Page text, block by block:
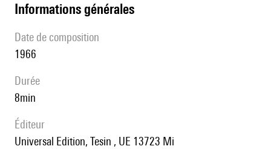
informations générales
date de composition
1966
durée
8min
éditeur
Universal Edition, Tesin , UE 13723 Mi